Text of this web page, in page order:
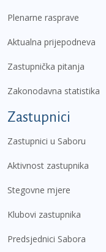
Plenarne rasprave
Aktualna prijepodneva
Zastupnička pitanja
Zakonodavna statistika
Zastupnici
Zastupnici u Saboru
Aktivnost zastupnika
Stegovne mjere
Klubovi zastupnika
Predsjednici Sabora